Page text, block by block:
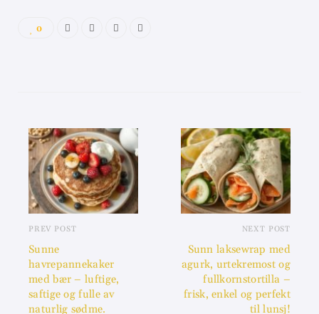
0
PREV POST
Sunne
havrepannekaker
med bær – luftige,
saftige og fulle av
naturlig sødme.
NEXT POST
Sunn laksewrap med
agurk, urtekremost og
fullkornstortilla –
frisk, enkel og perfekt
til lunsj!